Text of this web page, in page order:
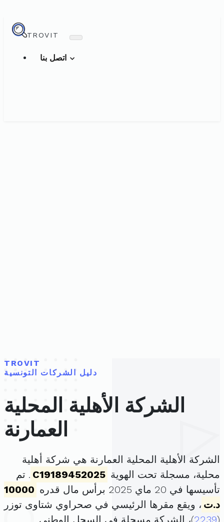
TROVIT
TROVIT
دليل الشركات التونسية
الشركة الأهلية المحلية
العمارنة
الشركة الأهلية المحلية العمارنة هي شركة أهلية
محلية، مسجلة تحت الهوية C19189452025 . تم
تأسيسها في 20 ماي 2025 برأس مال قدره
10000
د.ت ، ويقع مقرها الرئيسي في صحراوي شتاوى توزر
(
2239)، الشركة مسجلة في السجل الوطني